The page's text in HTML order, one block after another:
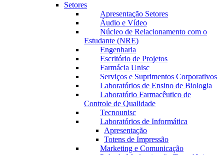
Setores
Apresentação Setores
Áudio e Vídeo
Núcleo de Relacionamento com o
Estudante (NRE)
Engenharia
Escritório de Projetos
Farmácia Unisc
Serviços e Suprimentos Corporativos
Laboratórios de Ensino de Biologia
Laboratório Farmacêutico de
Controle de Qualidade
Tecnounisc
Laboratórios de Informática
Apresentação
Totens de Impressão
Marketing e Comunicação